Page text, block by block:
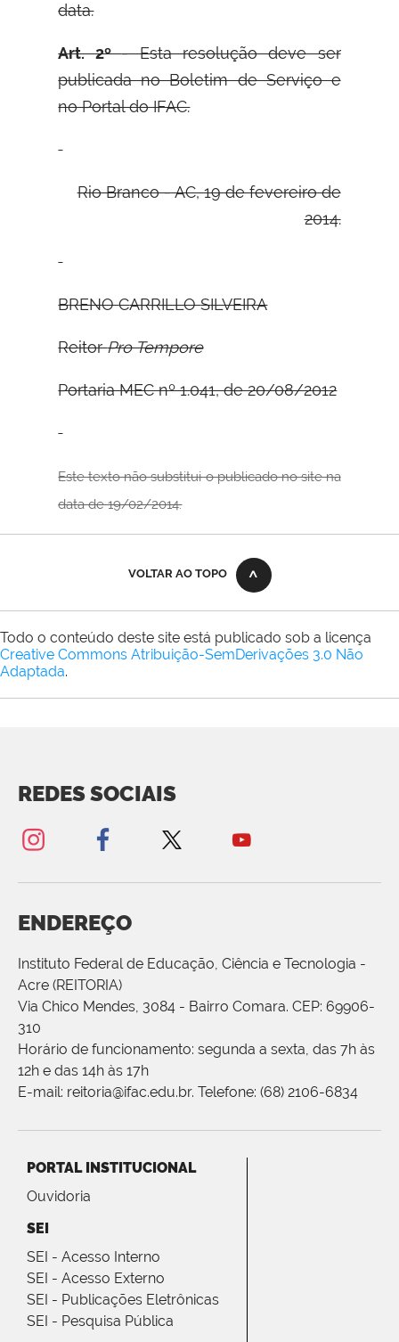
data.
Art. 2º- Esta resolução deve ser
publicada no Boletim de Serviço e
no Portal do IFAC.
Rio Branco - AC, 19 de fevereiro de
2014.
BRENOCARRILLOSILVEIRA
ReitorPro Tempore
Portaria MEC nº 1.041, de 20/08/2012
Este texto não substitui o publicado no site na
data de 19/02/2014.
VOLTAR AO TOPO
Todo o conteúdo deste site está publicado sob a licença
Creative Commons Atribuição-SemDerivações 3.0 Não
Adaptada.
REDES SOCIAIS
ENDEREÇO
Instituto Federal de Educação, Ciência e Tecnologia -
Acre (REITORIA)
Via Chico Mendes, 3084 - Bairro Comara. CEP: 69906-
310
Horário de funcionamento: segunda a sexta, das 7h às
12h e das 14h às 17h
E-mail: reitoria@ifac.edu.br. Telefone: (68) 2106-6834
PORTAL INSTITUCIONAL
Ouvidoria
SEI
SEI - Acesso Interno
SEI - Acesso Externo
SEI - Publicações Eletrônicas
SEI - Pesquisa Pública